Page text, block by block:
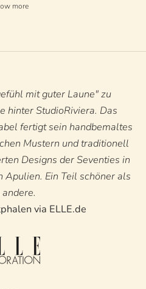
more
mit guter Laune" zu
hinter StudioRiviera. Das
fertigt sein handbemaltes
Mustern und traditionell
Designs der Seventies in
Ein Teil schöner als
via ELLE.de